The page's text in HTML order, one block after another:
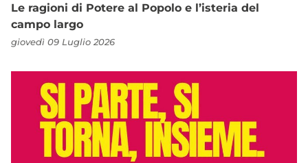
Le ragioni di Potere al Popolo e l’isteria del
campo largo
giovedì 09 Luglio 2026